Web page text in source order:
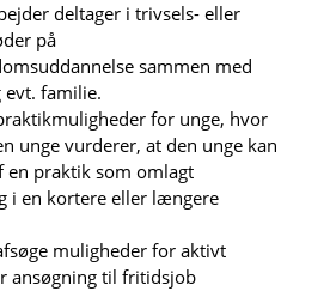
deltager i trivsels- eller
på
sammen med
evt. familie.
for unge, hvor
unge vurderer, at den unge kan
en praktik som omlagt
i en kortere eller længere
muligheder for aktivt
ansøgning til fritidsjob